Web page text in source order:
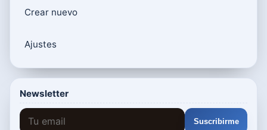
Crear nuevo
Ajustes
Newsletter
Suscribirme